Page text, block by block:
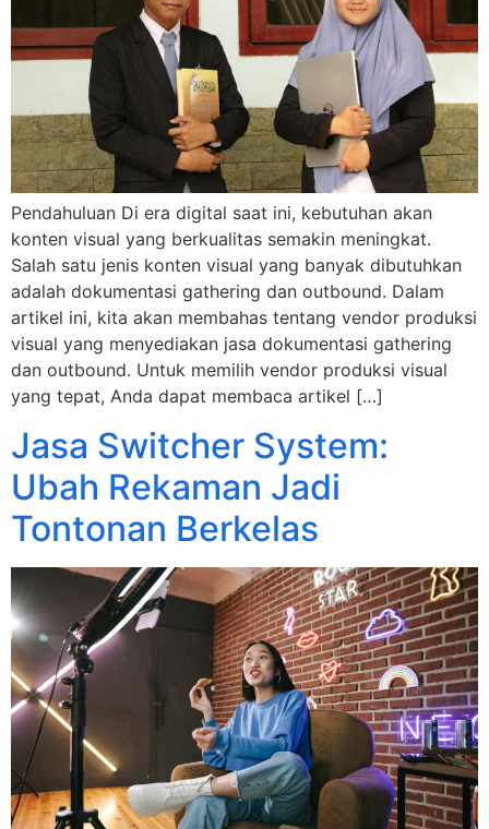
Pendahuluan Di era digital saat ini, kebutuhan akan
konten visual yang berkualitas semakin meningkat.
Salah satu jenis konten visual yang banyak dibutuhkan
adalah dokumentasi gathering dan outbound. Dalam
artikel ini, kita akan membahas tentang vendor produksi
visual yang menyediakan jasa dokumentasi gathering
dan outbound. Untuk memilih vendor produksi visual
yang tepat, Anda dapat membaca artikel […]
Jasa Switcher System:
Ubah Rekaman Jadi
Tontonan Berkelas